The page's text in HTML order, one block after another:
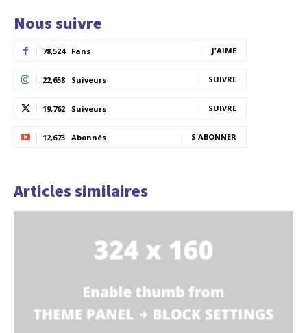
Nous suivre
78,524 Fans J'AIME
22,658 Suiveurs SUIVRE
19,762 Suiveurs SUIVRE
12,673 Abonnés S'ABONNER
Articles similaires